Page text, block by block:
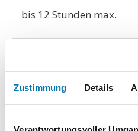
Zustimmung Details
bis 12 Stunden max.
* Bei Verlust des Tickets